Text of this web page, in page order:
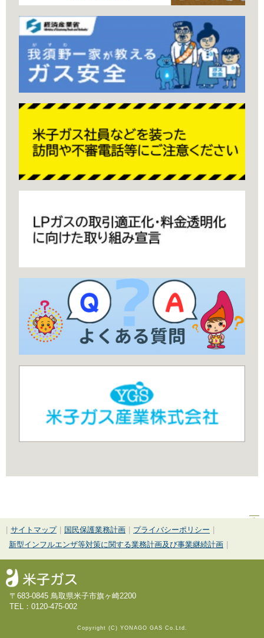
| サイトマップ | 国民保護業務計画 | プライバシーポリシー |
新型インフルエンザ等対策に関する業務計画及び事業継続計画 |
〒683-0845 鳥取県米子市旗ヶ崎2200
TEL：0120-475-002
Copyright (C) YONAGO GAS Co.Ltd.